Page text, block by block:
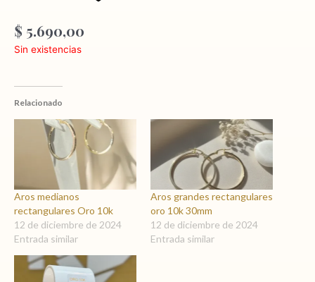
$ 5.690,00
Sin existencias
Relacionado
Aros medianos
rectangulares Oro 10k
12 de diciembre de 2024
Entrada similar
Aros grandes rectangulares
oro 10k 30mm
12 de diciembre de 2024
Entrada similar